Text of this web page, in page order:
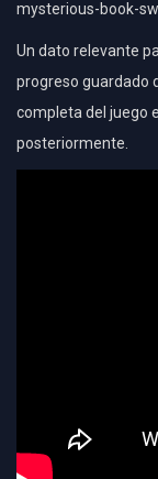
mysterious-book-
Un dato relevante
progreso guardado
completa del juego
posteriormente.